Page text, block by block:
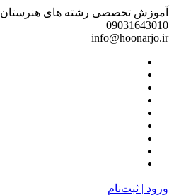
آموزش تخصصی رشته های هنرستان
09031643010
info@hoonarjo.ir
ورود | ثبت‌نام